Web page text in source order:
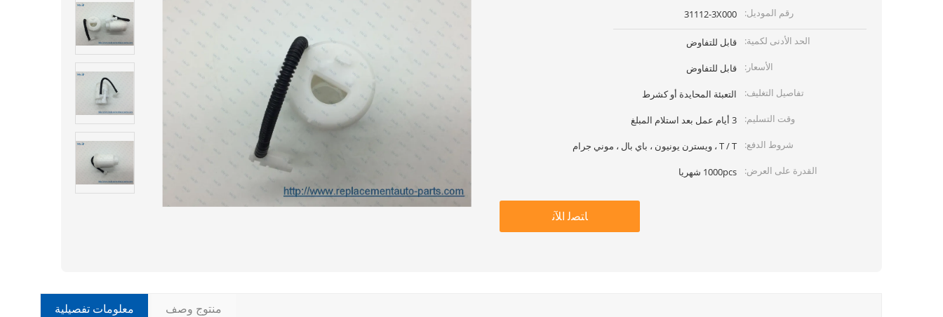
رقم الموديل:
31112-3X000
الحد الأدنى لكمية:
قابل للتفاوض
الأسعار:
قابل للتفاوض
تفاصيل التغليف:
التعبئة المحايدة أو كشرط
وقت التسليم:
3 أيام عمل بعد استلام المبلغ
شروط الدفع:
T / T ، ويسترن يونيون ، باي بال ، موني جرام
القدرة على العرض:
1000pcs شهريا
ﺎﺘﺼﻟ ﺍﻶﻧ
معلومات تفصيلية منتوج وصف